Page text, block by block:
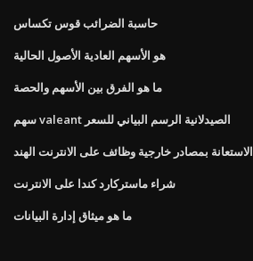
حاسبة الضرائب قوس تكساس
هو الأسهم العادية الأصول الحالية
ما هو الفرق بين الأسهم والحصة
سهم valeant الصيدلانية الرسم البياني للسعر
الاستعانة بمصادر خارجية وظائف على الانترنت الهند
شراء ماستركارد كندا على الانترنت
ما هو ميثاق إدارة البيانات